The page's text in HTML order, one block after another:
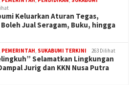
Keluarkan Aturan Tegas,
Jual Seragam, Buku, hingga
PEMERINTAH, SUKABUMI TERKINI 263 Dilihat
Selamatkan Lingkungan
Jurig dan KKN Nusa Putra